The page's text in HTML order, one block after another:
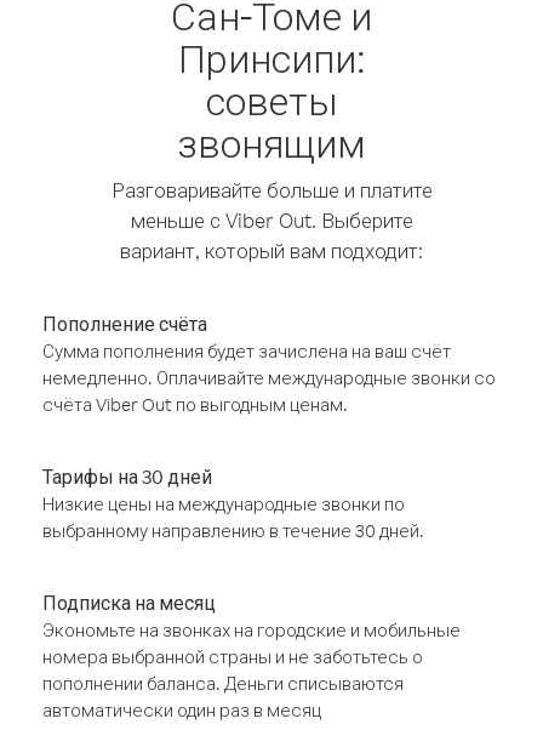
Сан-Томе и
Принсипи:
советы
звонящим
Разговаривайте больше и платите
меньше с Viber Out. Выберите
вариант, который вам подходит:
Пополнение счёта
Сумма пополнения будет зачислена на ваш счёт
немедленно. Оплачивайте международные звонки со
счёта Viber Out по выгодным ценам.
Тарифы на 30 дней
Низкие цены на международные звонки по
выбранному направлению в течение 30 дней.
Подписка на месяц
Экономьте на звонках на городские и мобильные
номера выбранной страны и не заботьтесь о
пополнении баланса. Деньги списываются
автоматически один раз в месяц